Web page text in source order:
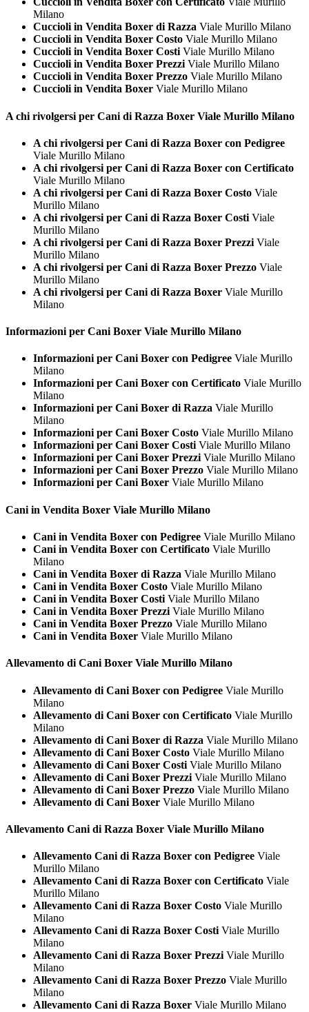
Milano
Cuccioli in Vendita Boxer di Razza Viale Murillo Milano
Cuccioli in Vendita Boxer Costo Viale Murillo Milano
Cuccioli in Vendita Boxer Costi Viale Murillo Milano
Cuccioli in Vendita Boxer Prezzi Viale Murillo Milano
Cuccioli in Vendita Boxer Prezzo Viale Murillo Milano
Cuccioli in Vendita Boxer Viale Murillo Milano
A chi rivolgersi per Cani di Razza Boxer Viale Murillo Milano
A chi rivolgersi per Cani di Razza Boxer con Pedigree
Viale Murillo Milano
A chi rivolgersi per Cani di Razza Boxer con Certificato
Viale Murillo Milano
A chi rivolgersi per Cani di Razza Boxer Costo Viale
Murillo Milano
A chi rivolgersi per Cani di Razza Boxer Costi Viale
Murillo Milano
A chi rivolgersi per Cani di Razza Boxer Prezzi Viale
Murillo Milano
A chi rivolgersi per Cani di Razza Boxer Prezzo Viale
Murillo Milano
A chi rivolgersi per Cani di Razza Boxer Viale Murillo
Milano
Informazioni per Cani Boxer Viale Murillo Milano
Informazioni per Cani Boxer con Pedigree Viale Murillo
Milano
Informazioni per Cani Boxer con Certificato Viale Murillo
Milano
Informazioni per Cani Boxer di Razza Viale Murillo
Milano
Informazioni per Cani Boxer Costo Viale Murillo Milano
Informazioni per Cani Boxer CostiViale Murillo Milano
Informazioni per Cani Boxer PrezziViale Murillo Milano
Informazioni per Cani Boxer Prezzo Viale Murillo Milano
Informazioni per Cani Boxer Viale Murillo Milano
Cani in Vendita Boxer Viale Murillo Milano
Cani in Vendita Boxer con Pedigree Viale Murillo Milano
Cani in Vendita Boxer con Certificato Viale Murillo
Milano
Cani in Vendita Boxer di Razza Viale Murillo Milano
Cani in Vendita Boxer Costo Viale Murillo Milano
Cani in Vendita Boxer Costi Viale Murillo Milano
Cani in Vendita Boxer Prezzi Viale Murillo Milano
Cani in Vendita Boxer Prezzo Viale Murillo Milano
Cani in Vendita Boxer Viale Murillo Milano
Allevamento di Cani Boxer Viale Murillo Milano
Allevamento di Cani Boxer con Pedigree Viale Murillo
Milano
Allevamento di Cani Boxer con Certificato Viale Murillo
Milano
Allevamento di Cani Boxer di Razza Viale Murillo Milano
Allevamento di Cani Boxer Costo Viale Murillo Milano
Allevamento di Cani Boxer Costi Viale Murillo Milano
Allevamento di Cani Boxer Prezzi Viale Murillo Milano
Allevamento di Cani Boxer Prezzo Viale Murillo Milano
Allevamento di Cani Boxer Viale Murillo Milano
Allevamento Cani di Razza Boxer Viale Murillo Milano
Allevamento Cani di Razza Boxer con Pedigree Viale
Murillo Milano
Allevamento Cani di Razza Boxer con Certificato Viale
Murillo Milano
Allevamento Cani di Razza Boxer Costo Viale Murillo
Milano
Allevamento Cani di Razza Boxer Costi Viale Murillo
Milano
Allevamento Cani di Razza Boxer Prezzi Viale Murillo
Milano
Allevamento Cani di Razza Boxer Prezzo Viale Murillo
Milano
Allevamento Cani di Razza Boxer Viale Murillo Milano